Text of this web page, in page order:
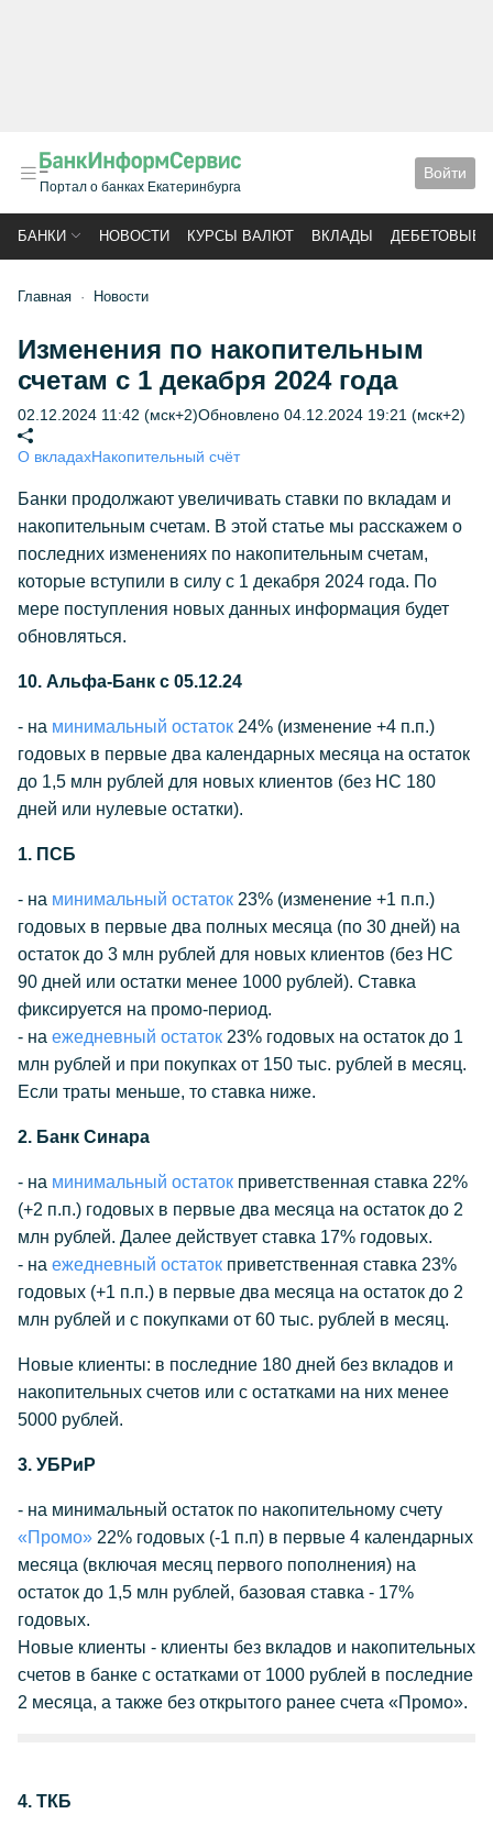
Портал о банках Екатеринбурга
Войти
БАНКИ НОВОСТИ КУРСЫ ВАЛЮТ ВКЛАДЫ ДЕБЕТОВЫЕ
Главная Новости
Изменения по накопительным
счетам с 1 декабря 2024 года
02.12.2024 11:42 (мск+2)Обновлено 04.12.2024 19:21 (мск+2)
О вкладахНакопительный счёт
Банки продолжают увеличивать ставки по вкладам и
накопительным счетам. В этой статье мы расскажем о
последних изменениях по накопительным счетам,
которые вступили в силу с 1 декабря 2024 года. По
мере поступления новых данных информация будет
обновляться.
10. Альфа-Банк c 05.12.24
- на минимальный остаток 24% (изменение +4 п.п.)
годовых в первые два календарных месяца на остаток
до 1,5 млн рублей для новых клиентов (без НС 180
дней или нулевые остатки).
1. ПСБ
- на минимальный остаток 23% (изменение +1 п.п.)
годовых в первые два полных месяца (по 30 дней) на
остаток до 3 млн рублей для новых клиентов (без НС
90 дней или остатки менее 1000 рублей). Ставка
фиксируется на промо-период.
- на ежедневный остаток 23% годовых на остаток до 1
млн рублей и при покупках от 150 тыс. рублей в месяц.
Если траты меньше, то ставка ниже.
2. Банк Синара
- на минимальный остаток приветственная ставка 22%
(+2 п.п.) годовых в первые два месяца на остаток до 2
млн рублей. Далее действует ставка 17% годовых.
- на ежедневный остаток приветственная ставка 23%
годовых (+1 п.п.) в первые два месяца на остаток до 2
млн рублей и с покупками от 60 тыс. рублей в месяц.
Новые клиенты: в последние 180 дней без вкладов и
накопительных счетов или с остатками на них менее
5000 рублей.
3. УБРиР
- на минимальный остаток по накопительному счету
«Промо» 22% годовых (-1 п.п) в первые 4 календарных
месяца (включая месяц первого пополнения) на
остаток до 1,5 млн рублей, базовая ставка - 17%
годовых.
Новые клиенты - клиенты без вкладов и накопительных
счетов в банке с остатками от 1000 рублей в последние
2 месяца, а также без открытого ранее счета «Промо».
4. ТКБ